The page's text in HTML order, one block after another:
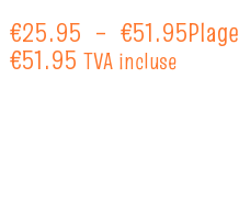
€25.95 – €51.95
€51.95 TVA incluse